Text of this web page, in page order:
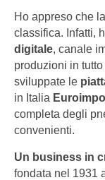
Ho appreso che
classifica. Infatti,
digitale, canale
produzioni in
sviluppate le
in Italia
completa degli
convenienti.
Un business in
fondata nel 1931